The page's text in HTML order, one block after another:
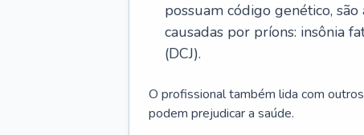
possuam código genético,
causadas por príons: insônia
(DCJ).
O profissional também lida com
podem prejudicar a saúde.